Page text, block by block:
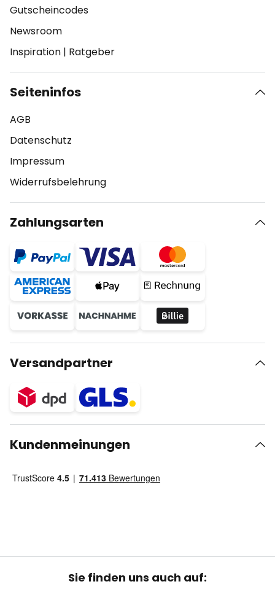
Gutscheincodes
Newsroom
Inspiration | Ratgeber
Seiteninfos
AGB
Datenschutz
Impressum
Widerrufsbelehrung
Zahlungsarten
Versandpartner
Kundenmeinungen
Sie finden uns auch auf: